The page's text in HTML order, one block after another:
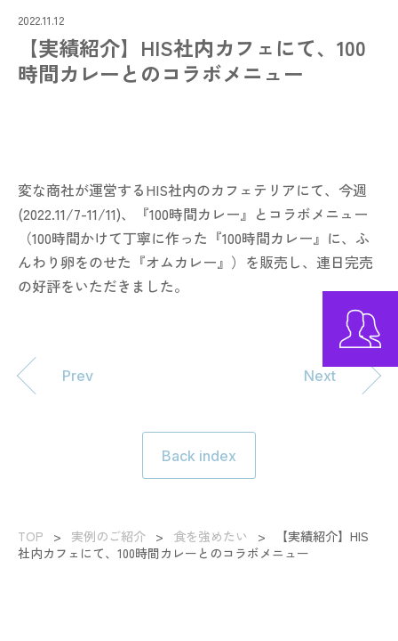
2022.11.12
【実績紹介】HIS社内カフェにて、100
時間カレーとのコラボメニュー
変な商社が運営するHIS社内のカフェテリアにて、今週
(2022.11/7-11/11)、『100時間カレー』とコラボメニュー
（100時間かけて丁寧に作った『100時間カレー』に、ふ
んわり卵をのせた『オムカレー』）を販売し、連日完売
の好評をいただきました。
Prev
Back index
Next
TOP > 実例のご紹介 > 食を強めたい >
【実績紹介】HIS
社内カフェにて、100時間カレーとのコラボメニュー